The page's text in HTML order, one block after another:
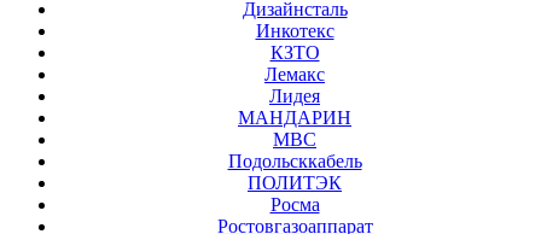
Дизайнсталь
Инкотекс
КЗТО
Лемакс
Лидея
МАНДАРИН
МВС
Подольсккабель
ПОЛИТЭК
Росма
Ростовгазоаппарат